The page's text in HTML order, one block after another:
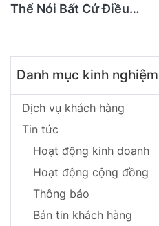
Thể Nói Bất Cứ Điều
Conversations" Và Ước
Gì Mình Biết Điều Này
Sớm Hơn Để Không
Suýt Mất Con
Danh mục kinh nghiệm
Dịch vụ khách hàng
Tin tức
Hoạt động kinh doanh
Hoạt động cộng đồng
Thông báo
Bản tin khách hàng